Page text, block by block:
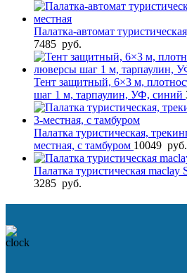
Палатка-автомат
7485 руб.
Тент защитный, 6×3 м,
шаг 1 м, тарпаулин, УФ, синий
Палатка туристическая,
местная, с тамбуром 10049 руб.
Палатка туристическая
3285 руб.